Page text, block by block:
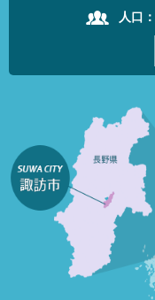
人口：